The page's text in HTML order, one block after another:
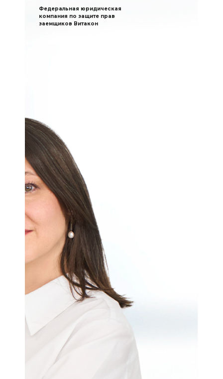
Федеральная юридическая
компания по защите прав
заемщиков Витакон